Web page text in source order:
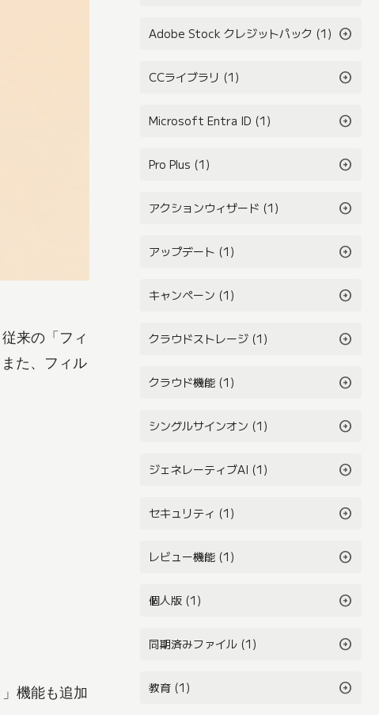
来の「フィ
た、フィル
機能も追加
Adobe Stock クレジットパック (1) arrow_circle_right
CCライブラリ (1) arrow_circle_right
Microsoft Entra ID (1) arrow_circle_right
Pro Plus (1) arrow_circle_right
アクションウィザード (1) arrow_circle_right
アップデート (1) arrow_circle_right
キャンペーン (1) arrow_circle_right
クラウドストレージ (1) arrow_circle_right
クラウド機能 (1) arrow_circle_right
シングルサインオン (1) arrow_circle_right
ジェネレーティブAI (1) arrow_circle_right
セキュリティ (1) arrow_circle_right
レビュー機能 (1) arrow_circle_right
個人版 (1) arrow_circle_right
同期済みファイル (1) arrow_circle_right
教育 (1) arrow_circle_right